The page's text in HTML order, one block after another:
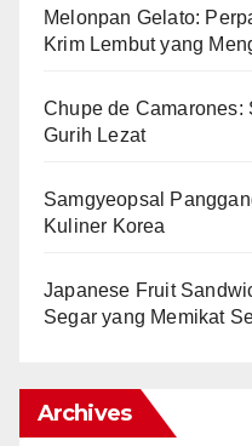
Melonpan Gelato:
Krim Lembut yang
Chupe de Camarones:
Gurih Lezat
Samgyeopsal
Kuliner Korea
Japanese Fruit
Segar yang Memikat
Archives